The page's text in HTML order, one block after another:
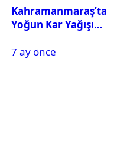
Kahramanmaraş’ta
Yoğun Kar Yağışı
Tatil
7 ay önce